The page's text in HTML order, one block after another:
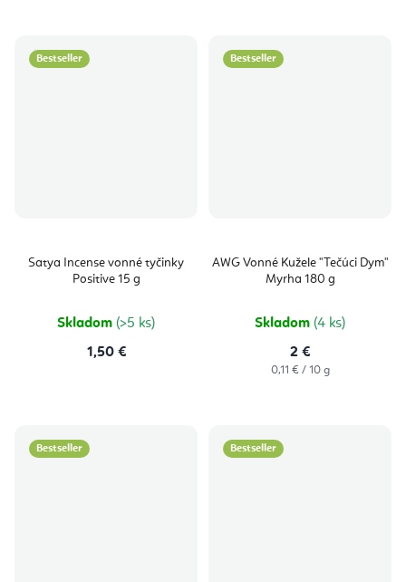
Bestseller
Satya Incense vonné tyčinky
Positive 15 g
Skladom (>5 ks)
1,50 €
Bestseller
AWG Vonné Kužele "Tečúci Dym"
Myrha 180 g
Skladom (4 ks)
2 €
Jednotková
0,11 € / 10 g
Bestseller Bestseller